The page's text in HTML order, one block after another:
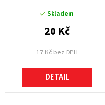
Skladem
17 Kč bez DPH
20 Kč
DETAIL